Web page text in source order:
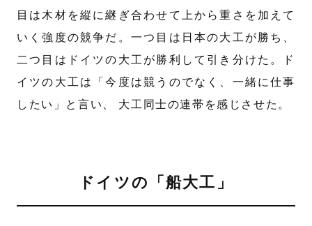
目は木材を縦に継ぎ合わせて上から重さを加えて
いく強度の競争だ。一つ目は日本の大工が勝ち、
二つ目はドイツの大工が勝利して引き分けた。ド
イツの大工は「今度は競うのでなく、一緒に仕事
したい」と言い、 大工同士の連帯を感じさせた。
ドイツの「船大工」